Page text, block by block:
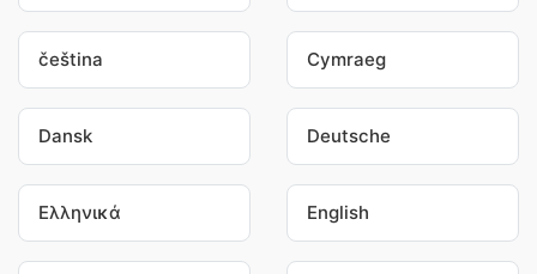
čeština Cymraeg
Dansk Deutsche
Ελληνικά English